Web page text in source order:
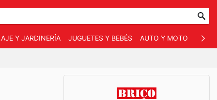
Y JARDINERÍA JUGUETES Y BEBÉS AUTO Y MOTO